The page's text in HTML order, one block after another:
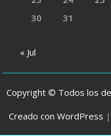
30
31
« Jul
Copyright © Todos los
Creado con WordPress |